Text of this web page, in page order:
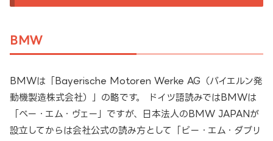
BMW
BMWは「Bayerische Motoren Werke AG（バイエルン発
動機製造株式会社）」の略です。 ドイツ語読みではBMWは
「ベー・エム・ヴェー」ですが、日本法人のBMW JAPANが
設立してからは会社公式の読み方として「ビー・エム・ダブリ